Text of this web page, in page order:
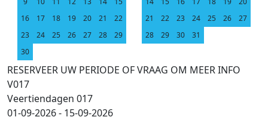
16
17 18 19 20 21
22
23
24 25 26 27 28
29
30
21
22 23 24 25 26
27
28
29 30 31
RESERVEER UW PERIODE OF VRAAG OM MEER INFO
V017
Veertiendagen 017
01-09-2026 - 15-09-2026